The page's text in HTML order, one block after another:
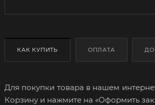
КАК КУПИТЬ ОПЛАТА
Для покупки товара в нашем
Корзину и нажмите на «Оформить